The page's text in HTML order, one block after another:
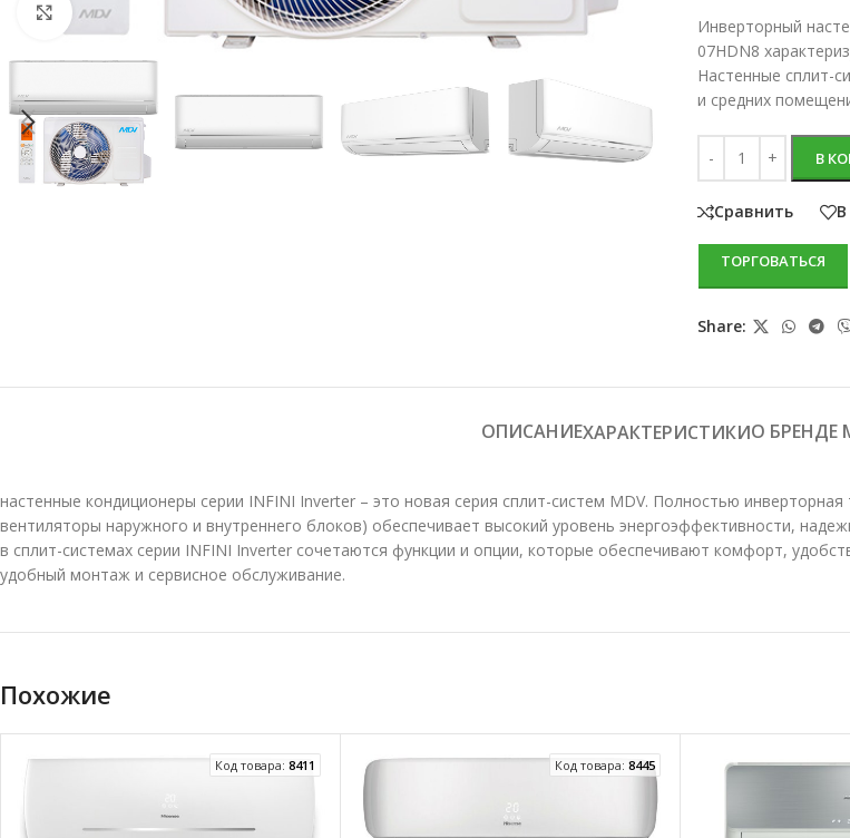
Нажмите, чтобы увеличить
Инверторный
07HDN8
Настенные сплит-
и средних
В
Сравнить В
ТОРГОВАТЬСЯ
Share:
ОПИСАНИЕХАРАКТЕРИСТИКИО БРЕНДЕ
настенные кондиционеры серии INFINI Inverter – это новая серия сплит-систем MDV. Полностью
вентиляторы наружного и внутреннего блоков) обеспечивает высокий уровень энергоэффективности,
в сплит-системах серии INFINI Inverter сочетаются функции и опции, которые обеспечивают комфорт,
удобный монтаж и сервисное обслуживание.
Похожие
Код товара: 8411 Код товара: 8445